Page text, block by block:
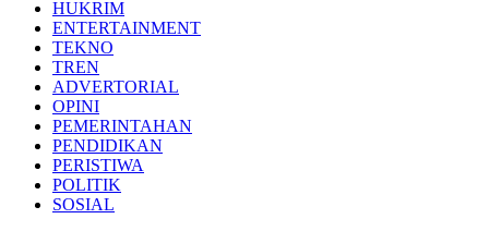
HUKRIM
ENTERTAINMENT
TEKNO
TREN
ADVERTORIAL
OPINI
PEMERINTAHAN
PENDIDIKAN
PERISTIWA
POLITIK
SOSIAL